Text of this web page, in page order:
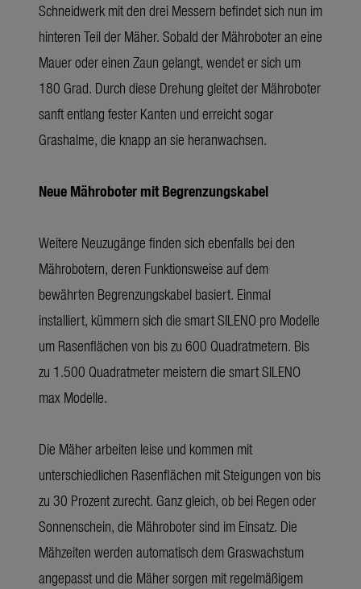
Schneidwerk mit den drei Messern befindet sich nun im
hinteren Teil der Mäher. Sobald der Mähroboter an eine
Mauer oder einen Zaun gelangt, wendet er sich um
180 Grad. Durch diese Drehung gleitet der Mähroboter
sanft entlang fester Kanten und erreicht sogar
Grashalme, die knapp an sie heranwachsen.
Neue Mähroboter mit Begrenzungskabel
Weitere Neuzugänge finden sich ebenfalls bei den
Mährobotern, deren Funktionsweise auf dem
bewährten Begrenzungskabel basiert. Einmal
installiert, kümmern sich die smart SILENO pro Modelle
um Rasenflächen von bis zu 600 Quadratmetern. Bis
zu 1.500 Quadratmeter meistern die smart SILENO
max Modelle.
Die Mäher arbeiten leise und kommen mit
unterschiedlichen Rasenflächen mit Steigungen von bis
zu 30 Prozent zurecht. Ganz gleich, ob bei Regen oder
Sonnenschein, die Mähroboter sind im Einsatz. Die
Mähzeiten werden automatisch dem Graswachstum
angepasst und die Mäher sorgen mit regelmäßigem